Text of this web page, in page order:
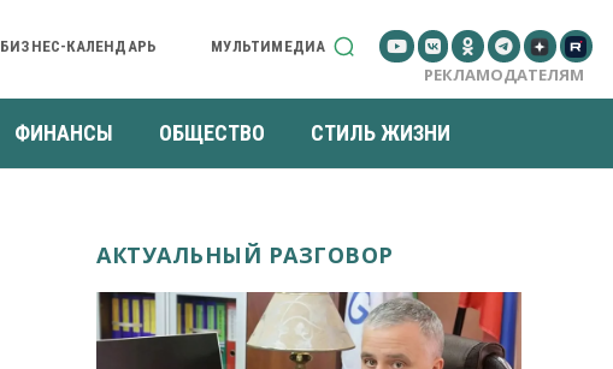
БИЗНЕС-КАЛЕНДАРЬ МУЛЬТИМЕДИА
РЕКЛАМОДАТЕЛЯМ
ФИНАНСЫ ОБЩЕСТВО СТИЛЬ ЖИЗНИ
АКТУАЛЬНЫЙ РАЗГОВОР